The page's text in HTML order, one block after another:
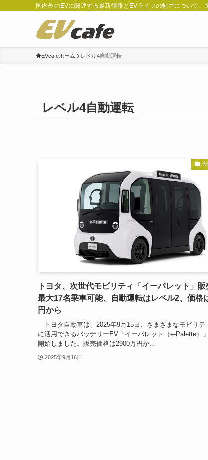
国内外のEVに関連する最新情報とEVライフの魅力について、
EVcafeホーム レベル4自動運転
レベル4自動運転
トヨタ、次世代モビリティ「イーパレット」販
最大17名乗車可能、自動運転はレベル2、価格
円から
トヨタ自動車は、2025年9月15日、さまざまなモビリテ
に活用できるバッテリーEV「イーパレット（e-Palette）
開始しました。販売価格は2900万円か...
2025年9月16日